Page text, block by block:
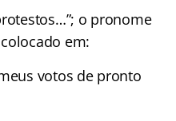
o pronome
em:
votos de pronto